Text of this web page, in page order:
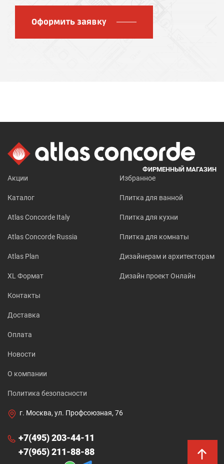
Оформить заявку
ФИРМЕННЫЙ МАГАЗИН
Акции
Каталог
Atlas Concorde Italy
Atlas Concorde Russia
Atlas Plan
XL Формат
Избранное
Плитка для ванной
Плитка для кухни
Плитка для комнаты
Дизайнерам и архитекторам
Дизайн проект Онлайн
Контакты
Доставка
Оплата
Новости
О компании
Политика безопасности
г. Москва, ул. Профсоюзная, 76
+7(495) 203-44-11
+7(965) 211-88-88